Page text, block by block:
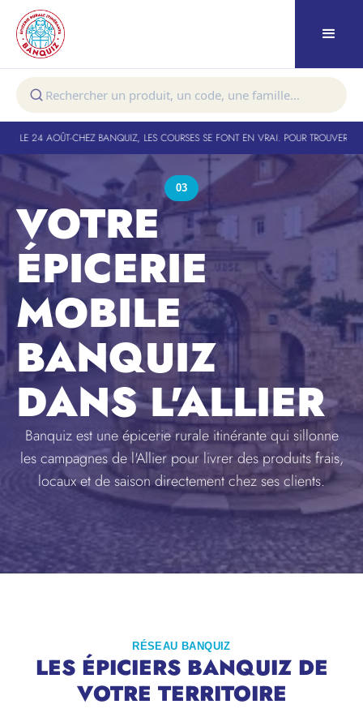
24 AOÛT-CHEZ BANQUIZ, LES COURSES SE FONT EN VRAI. POUR TROUVER VOTRE
03
VOTRE
ÉPICERIE
MOBILE
BANQUIZ
DANS L'ALLIER
Banquiz est une épicerie rurale itinérante qui sillonne
les campagnes de l'Allier pour livrer des produits frais,
locaux et de saison directement chez ses clients.
RÉSEAU BANQUIZ
LES ÉPICIERS BANQUIZ DE
VOTRE TERRITOIRE